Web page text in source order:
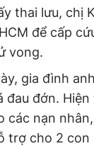
thai lưu, chị
để cấp
vong.
gia đình
đau đớn.
các nạn
trợ cho 2 con